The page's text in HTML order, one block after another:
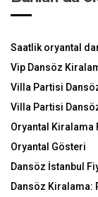
Saatlik oryantal
Vip Dansöz
Villa Partisi
Villa Partisi
Oryantal Kiralama
Oryantal Gösteri
Dansöz İstanbul
Dansöz Kiralama: